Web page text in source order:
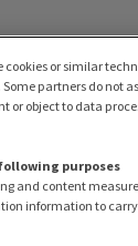
or similar
partners do not
or object to data
purposes
and content
information to